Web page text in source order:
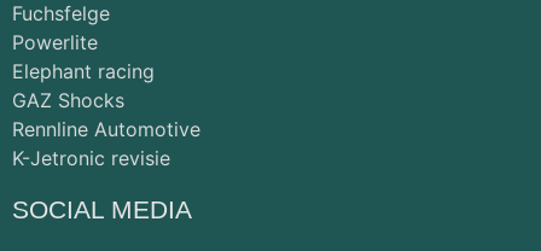
Fuchsfelge
Powerlite
Elephant racing
GAZ Shocks
Rennline Automotive
K-Jetronic revisie
SOCIAL MEDIA